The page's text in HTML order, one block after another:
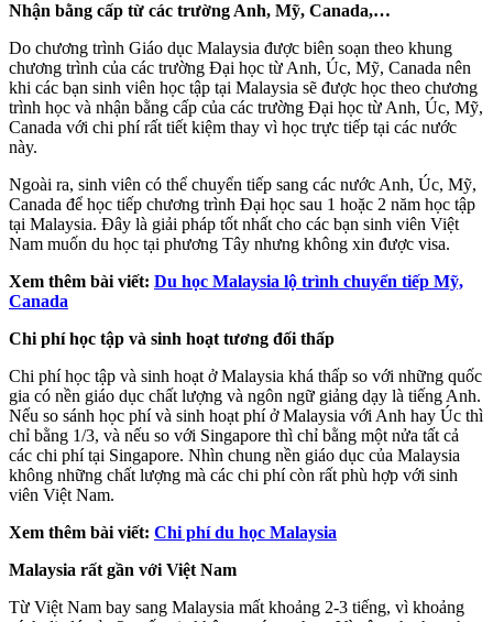
Nhận bằng cấp từ các trường Anh, Mỹ, Canada,…
Do chương trình Giáo dục Malaysia được biên soạn theo khung
chương trình của các trường Đại học từ Anh, Úc, Mỹ, Canada nên
khi các bạn sinh viên học tập tại Malaysia sẽ được học theo chương
trình học và nhận bằng cấp của các trường Đại học từ Anh, Úc, Mỹ,
Canada với chi phí rất tiết kiệm thay vì học trực tiếp tại các nước
này.
Ngoài ra, sinh viên có thể chuyển tiếp sang các nước Anh, Úc, Mỹ,
Canada để học tiếp chương trình Đại học sau 1 hoặc 2 năm học tập
tại Malaysia. Đây là giải pháp tốt nhất cho các bạn sinh viên Việt
Nam muốn du học tại phương Tây nhưng không xin được visa.
Xem thêm bài viết: Du học Malaysia lộ trình chuyển tiếp Mỹ,
Canada
Chi phí học tập và sinh hoạt tương đối thấp
Chi phí học tập và sinh hoạt ở Malaysia khá thấp so với những quốc
gia có nền giáo dục chất lượng và ngôn ngữ giảng dạy là tiếng Anh.
Nếu so sánh học phí và sinh hoạt phí ở Malaysia với Anh hay Úc thì
chỉ bằng 1/3, và nếu so với Singapore thì chỉ bằng một nửa tất cả
các chi phí tại Singapore. Nhìn chung nền giáo dục của Malaysia
không những chất lượng mà các chi phí còn rất phù hợp với sinh
viên Việt Nam.
Xem thêm bài viết: Chi phí du học Malaysia
Malaysia rất gần với Việt Nam
Từ Việt Nam bay sang Malaysia mất khoảng 2-3 tiếng, vì khoảng